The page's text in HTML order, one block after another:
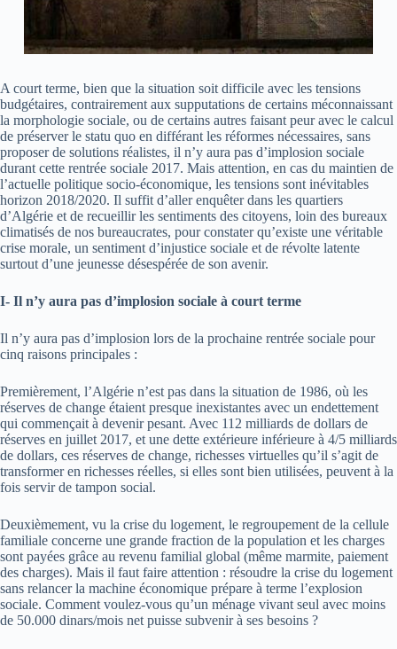
A court terme, bien que la situation soit difficile avec les tensions
budgétaires, contrairement aux supputations de certains méconnaissant
la morphologie sociale, ou de certains autres faisant peur avec le calcul
de préserver le statu quo en différant les réformes nécessaires, sans
proposer de solutions réalistes, il n’y aura pas d’implosion sociale
durant cette rentrée sociale 2017. Mais attention, en cas du maintien de
l’actuelle politique socio-économique, les tensions sont inévitables
horizon 2018/2020. Il suffit d’aller enquêter dans les quartiers
d’Algérie et de recueillir les sentiments des citoyens, loin des bureaux
climatisés de nos bureaucrates, pour constater qu’existe une véritable
crise morale, un sentiment d’injustice sociale et de révolte latente
surtout d’une jeunesse désespérée de son avenir.
I- Il n’y aura pas d’implosion sociale à court terme
Il n’y aura pas d’implosion lors de la prochaine rentrée sociale pour
cinq raisons principales :
Premièrement, l’Algérie n’est pas dans la situation de 1986, où les
réserves de change étaient presque inexistantes avec un endettement
qui commençait à devenir pesant. Avec 112 milliards de dollars de
réserves en juillet 2017, et une dette extérieure inférieure à 4/5 milliards
de dollars, ces réserves de change, richesses virtuelles qu’il s’agit de
transformer en richesses réelles, si elles sont bien utilisées, peuvent à la
fois servir de tampon social.
Deuxièmement, vu la crise du logement, le regroupement de la cellule
familiale concerne une grande fraction de la population et les charges
sont payées grâce au revenu familial global (même marmite, paiement
des charges). Mais il faut faire attention : résoudre la crise du logement
sans relancer la machine économique prépare à terme l’explosion
sociale. Comment voulez-vous qu’un ménage vivant seul avec moins
de 50.000 dinars/mois net puisse subvenir à ses besoins ?